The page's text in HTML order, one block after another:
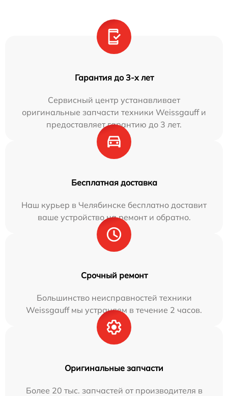
Гарантия до 3-х лет
Сервисный центр устанавливает
оригинальные запчасти техники Weissgauff и
предоставляет гарантию до 3 лет.
Бесплатная доставка
Наш курьер в Челябинске бесплатно доставит
ваше устройство на ремонт и обратно.
Срочный ремонт
Большинство неисправностей техники
Weissgauff мы устраняем в течение 2 часов.
Оригинальные запчасти
Более 20 тыс. запчастей от производителя в